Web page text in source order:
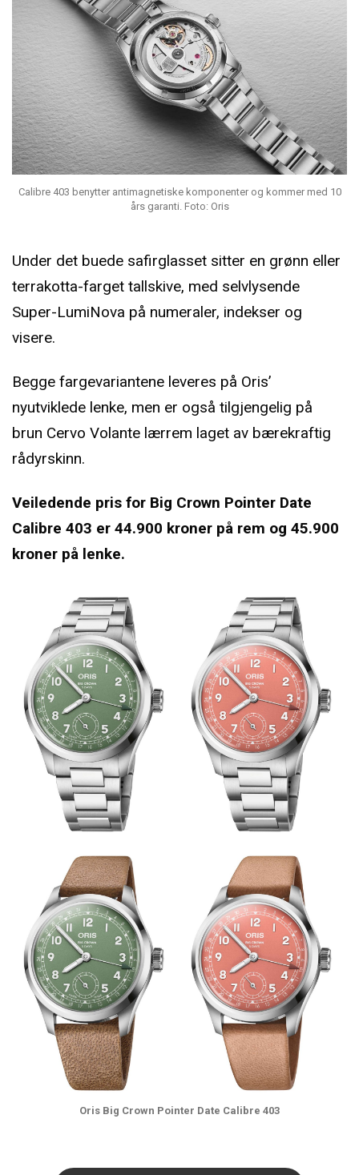
Calibre 403 benytter antimagnetiske komponenter og kommer med 10
års garanti. Foto: Oris
Under det buede safirglasset sitter en grønn eller
terrakotta-farget tallskive, med selvlysende
Super-LumiNova på numeraler, indekser og
visere.
Begge fargevariantene leveres på Oris’
nyutviklede lenke, men er også tilgjengelig på
brun Cervo Volante lærrem laget av bærekraftig
rådyrskinn.
Veiledende pris for Big Crown Pointer Date
Calibre 403 er 44.900 kroner på rem og 45.900
kroner på lenke.
Oris Big Crown Pointer Date Calibre 403